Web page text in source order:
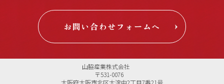
お問い合わせフォームへ
山脇産業株式会社
〒531-0076
大阪府大阪市北区大淀中2丁目7番21号